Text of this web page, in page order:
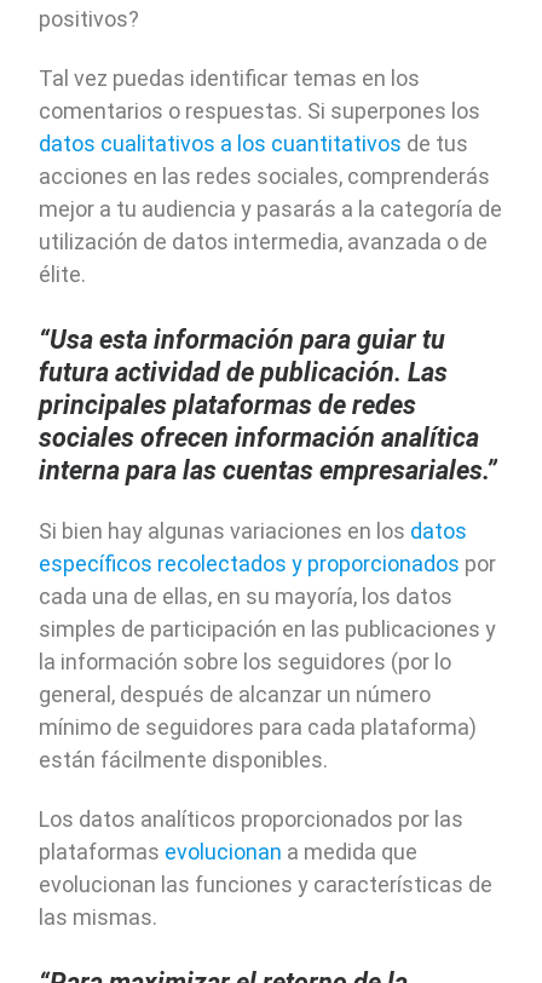
positivos?
Tal vez puedas identificar temas en los
comentarios o respuestas. Si superpones los
datos cualitativos a los cuantitativos de tus
acciones en las redes sociales, comprenderás
mejor a tu audiencia y pasarás a la categoría de
utilización de datos intermedia, avanzada o de
élite.
“Usa esta información para guiar tu
futura actividad de publicación. Las
principales plataformas de redes
sociales ofrecen información analítica
interna para las cuentas empresariales.”
Si bien hay algunas variaciones en los datos
específicos recolectados y proporcionados por
cada una de ellas, en su mayoría, los datos
simples de participación en las publicaciones y
la información sobre los seguidores (por lo
general, después de alcanzar un número
mínimo de seguidores para cada plataforma)
están fácilmente disponibles.
Los datos analíticos proporcionados por las
plataformas evolucionan a medida que
evolucionan las funciones y características de
las mismas.